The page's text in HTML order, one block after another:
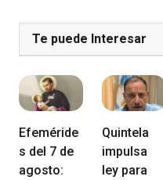
Te puede Interesar
Efeméride
s del 7 de
agosto:
Quintela
impulsa
ley para